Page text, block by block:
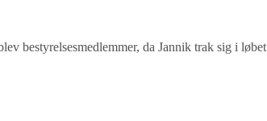
bestyrelsesmedlemmer, da Jannik trak sig i